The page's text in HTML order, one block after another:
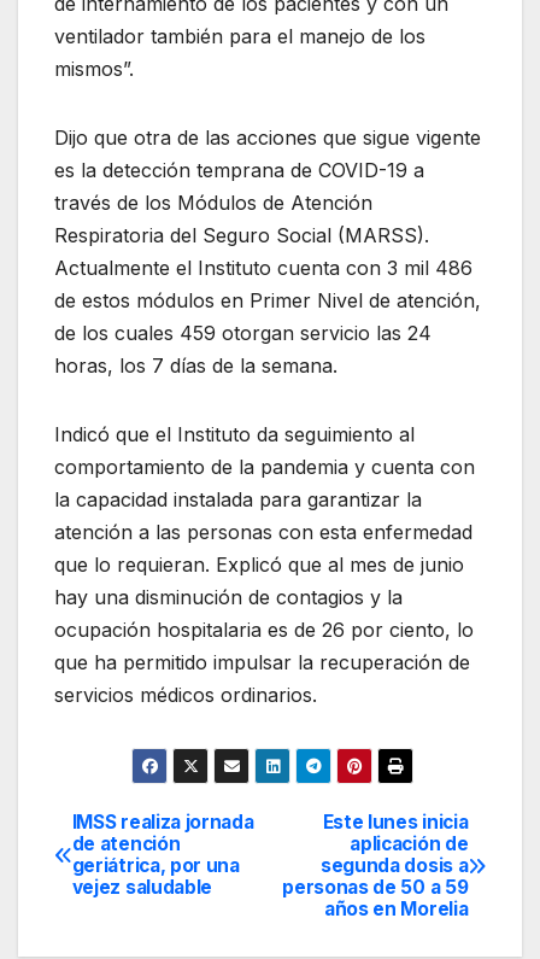
ventilador también para el manejo de los
mismos”.
Dijo que otra de las acciones que sigue vigente
es la detección temprana de COVID-19 a
través de los Módulos de Atención
Respiratoria del Seguro Social (MARSS).
Actualmente el Instituto cuenta con 3 mil 486
de estos módulos en Primer Nivel de atención,
de los cuales 459 otorgan servicio las 24
horas, los 7 días de la semana.
Indicó que el Instituto da seguimiento al
comportamiento de la pandemia y cuenta con
la capacidad instalada para garantizar la
atención a las personas con esta enfermedad
que lo requieran. Explicó que al mes de junio
hay una disminución de contagios y la
ocupación hospitalaria es de 26 por ciento, lo
que ha permitido impulsar la recuperación de
servicios médicos ordinarios.
Navegación
de
Este lunes inicia
aplicación de
segunda dosis a
personas de 50 a 59
años en Morelia
IMSS realiza jornada
de atención
geriátrica, por una
vejez saludable